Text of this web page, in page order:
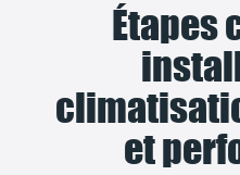
Étapes
et